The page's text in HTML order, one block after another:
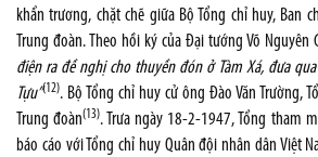
khẩn trương, chặt chẽ giữa Bộ Tổng chỉ huy, Ban
Trung đoàn. Theo hồi ký của Đại tướng Võ Nguyên
điện ra đề nghị cho thuyền đón ở Tàm Xá, đưa
Tựu”(12). Bộ Tổng chỉ huy cử ông Đào Văn Trường,
Trung đoàn(13). Trưa ngày 18-2-1947, Tổng tham
báo cáo với Tổng chỉ huy Quân đội nhân dân Việt